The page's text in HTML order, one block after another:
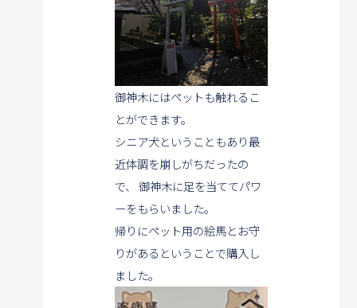
御神木にはペットも触れるこ
とができます。
シニア犬ということもあり最
近体調を崩しがちだったの
で、 御神木に足を当ててパワ
ーをもらいました。
帰りにペット用の絵馬とお守
りがあるということで購入し
ました。